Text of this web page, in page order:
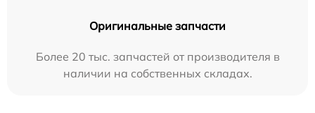
Оригинальные запчасти
Более 20 тыс. запчастей от производителя в
наличии на собственных складах.